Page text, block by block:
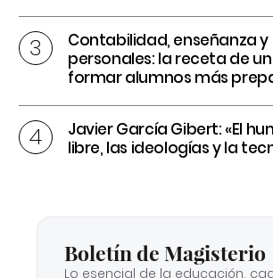
Contabilidad, enseñanza y
personales: la receta de
formar alumnos más
Javier García Gibert: «El
libre, las ideologías y la
Boletín de Magisterio
Lo esencial de la educación,